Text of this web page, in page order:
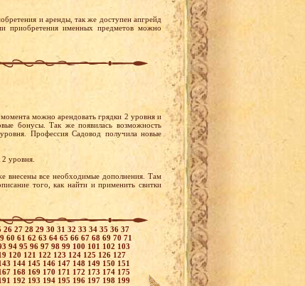
и аренды, так же доступен апгрейд
приобретения именных предметов можно
можно арендовать грядки 2 уровня и
бонусы. Так же появилась возможность
Профессия Садовод получила новые
уровня.
внесены все необходимые дополнения. Там
того, как найти и применить свитки
26 27 28 29 30 31 32 33 34 35 36 37
60 61 62 63 64 65 66 67 68 69 70 71
94 95 96 97 98 99 100 101 102 103
120 121 122 123 124 125 126 127
144 145 146 147 148 149 150 151
168 169 170 171 172 173 174 175
192 193 194 195 196 197 198 199